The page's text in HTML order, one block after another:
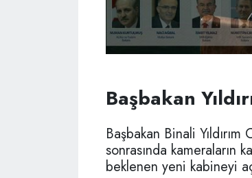
Başbakan
Başbakan Binali
sonrasında kameraların
beklenen yeni kabineyi